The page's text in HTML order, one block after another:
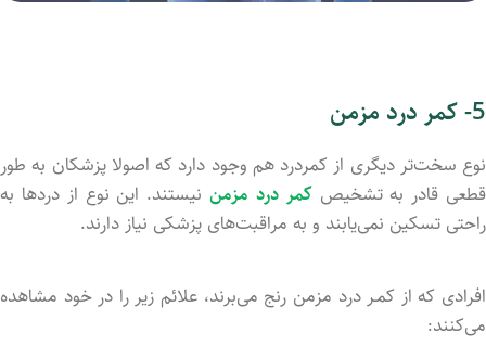
5- کمر درد مزمن
نوع سخت‌تر دیگری از کمردرد هم وجود دارد که اصولا پزشکان به طور
قطعی قادر به تشخیصکمر درد مزمن نیستند. این نوع از دردها به
راحتی تسکین نمی‌یابند و به مراقبت‌های پزشکی نیاز دارند.
افرادی که از کمـر درد مزمن رنج می‌برند، علائم زیر را در خود مشاهده
می‌کنند: